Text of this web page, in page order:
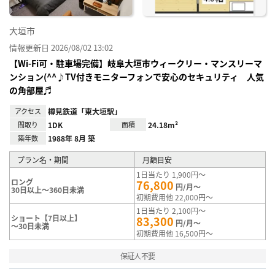
大垣市
情報更新日 2026/08/02 13:02
【Wi-Fi可・駐車場完備】岐阜大垣市ウィークリー・マンスリーマ
ンション(^^♪TV付きモニターフォンで安心のセキュリティ 人気
の角部屋♬
アクセス 樽見鉄道「東大垣駅」
間取り 1DK 面積 24.18m²
築年数 1988年 8月 築
プラン名・期間 月額目安
ロング
30日以上～360日未満
1日当たり 1,900円～
76,800 円/月～
初期費用他 22,000円～
ショート【7日以上】
～30日未満
1日当たり 2,100円～
83,300 円/月～
初期費用他 16,500円～
保証人不要